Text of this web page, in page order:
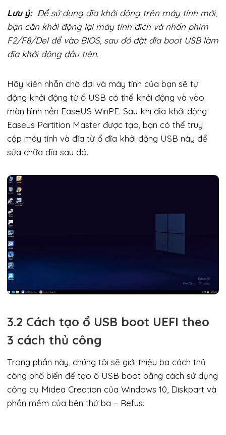
Lưu ý: Để sử dụng đĩa khởi động trên máy tính mới,
bạn cần khởi động lại máy tính đích và nhấn phím
F2/F8/Del để vào BIOS, sau đó đặt đĩa boot USB làm
đĩa khởi động đầu tiên.
Hãy kiên nhẫn chờ đợi và máy tính của bạn sẽ tự
động khởi động từ ổ USB có thể khởi động và vào
màn hình nền EaseUS WinPE. Sau khi đĩa khởi động
Easeus Partition Master được tạo, bạn có thể truy
cập máy tính và đĩa từ ổ đĩa khởi động USB này để
sửa chữa đĩa sau đó.
3.2 Cách tạo ổ USB boot UEFI theo
3 cách thủ công
Trong phần này, chúng tôi sẽ giới thiệu ba cách thủ
công phổ biến để tạo ổ USB boot bằng cách sử dụng
công cụ Midea Creation của Windows 10, Diskpart và
phần mềm của bên thứ ba – Refus.